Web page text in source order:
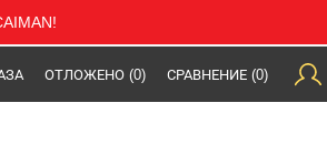
ОТЛОЖЕНО (0) СРАВНЕНИЕ (0)